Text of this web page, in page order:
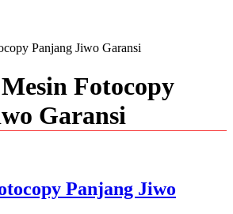
Panjang Jiwo Garansi
Fotocopy
Garansi
Panjang Jiwo